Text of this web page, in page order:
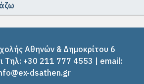
Αθηνών & Δημοκρίτου 6
Tηλ: +30 211 777 4553 | email:
dsathen.gr